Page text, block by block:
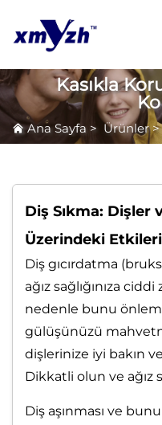
Kasıkla
Ana Sayfa > Ürünler
Diş Sıkma: Dişler
Üzerindeki Etkileri
Diş gıcırdatma
ağız sağlığınıza
nedenle bunu
gülüşünüzü
dişlerinize iyi bakın
Dikkatli olun ve ağız
Diş aşınması ve